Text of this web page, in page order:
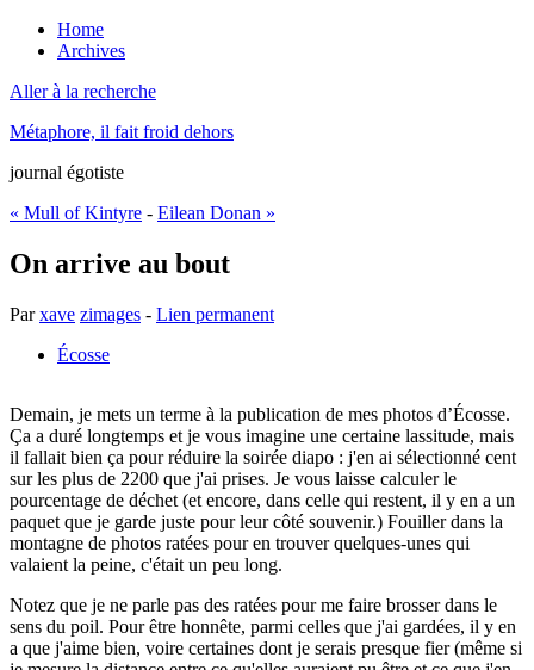
Home
Archives
Aller à la recherche
Métaphore, il fait froid dehors
journal égotiste
« Mull of Kintyre - Eilean Donan »
On arrive au bout
Parxave zimages - Lien permanent
Écosse
Demain, je mets un terme à la publication de mes photos d’Écosse.
Ça a duré longtemps et je vous imagine une certaine lassitude, mais
il fallait bien ça pour réduire la soirée diapo : j'en ai sélectionné cent
sur les plus de 2200 que j'ai prises. Je vous laisse calculer le
pourcentage de déchet (et encore, dans celle qui restent, il y en a un
paquet que je garde juste pour leur côté souvenir.) Fouiller dans la
montagne de photos ratées pour en trouver quelques-unes qui
valaient la peine, c'était un peu long.
Notez que je ne parle pas des ratées pour me faire brosser dans le
sens du poil. Pour être honnête, parmi celles que j'ai gardées, il y en
a que j'aime bien, voire certaines dont je serais presque fier (même si